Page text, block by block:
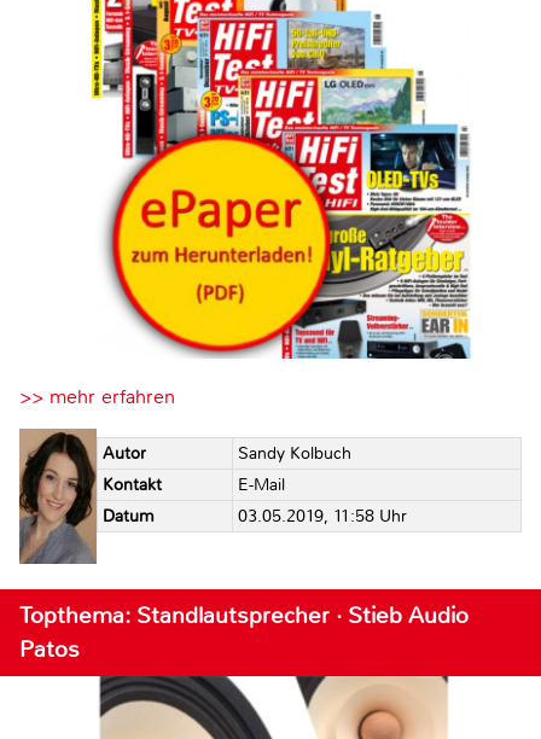
>> mehr erfahren
Autor
Sandy Kolbuch
Kontakt
E-Mail
Datum
03.05.2019, 11:58 Uhr
Topthema: Standlautsprecher · Stieb Audio
Patos